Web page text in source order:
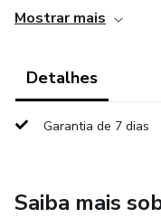
Por que escolher nosso
trás das publicações
métodos
Mostrar mais
Detalhes
Garantia de 7 dias
Saiba mais